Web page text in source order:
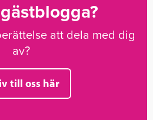
att dela med dig
av?
till oss här